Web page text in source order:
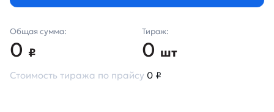
Общая сумма:
0 ₽
Тираж:
0 шт
Стоимость тиража по прайсу 0 ₽